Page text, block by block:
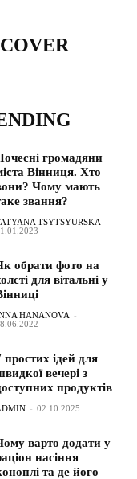
громадяни
Вінниця. Хто
Чому мають
звання?
TSYTSYURSKA -
обрати фото на
для вітальні у
HANANOVA -
простих ідей для
вечері з
продуктів
- 02.10.2025
варто додати у
насіння
та де його